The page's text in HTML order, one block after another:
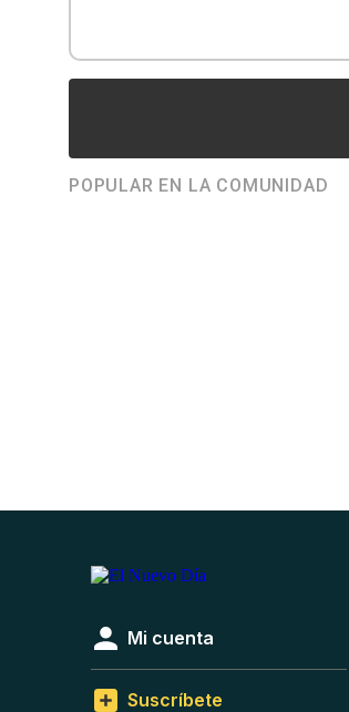
POPULAR EN LA COMUNIDAD
Mi cuenta
Suscríbete